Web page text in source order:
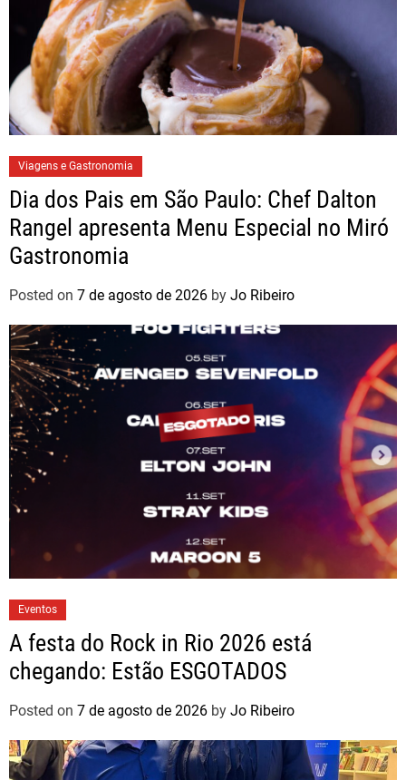
Viagens e Gastronomia
Dia dos Pais em São Paulo: Chef Dalton
Rangel apresenta Menu Especial no Miró
Gastronomia
Posted on 7 de agosto de 2026 by Jo Ribeiro
Eventos
A festa do Rock in Rio 2026 está
chegando: Estão ESGOTADOS
Posted on 7 de agosto de 2026 by Jo Ribeiro